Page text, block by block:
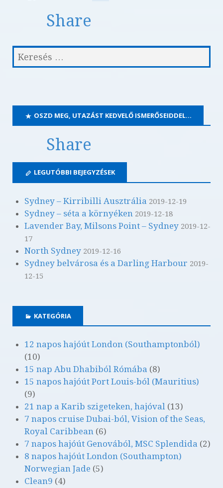
Share
OSZD MEG, UTAZÁST KEDVELŐ ISMERŐSEIDDEL…
Share
LEGUTÓBBI BEJEGYZÉSEK
Sydney – Kirribilli Ausztrália 2019-12-19
Sydney – séta a környéken 2019-12-18
Lavender Bay, Milsons Point – Sydney 2019-12-
17
North Sydney 2019-12-16
Sydney belvárosa és a Darling Harbour 2019-
12-15
KATEGÓRIA
12 napos hajóút London (Southamptonból)
(10)
15 nap Abu Dhabiból Rómába (8)
15 napos hajóút Port Louis-ból (Mauritius)
(9)
21 nap a Karib szigeteken, hajóval (13)
7 napos cruise Dubai-ból, Vision of the Seas,
Royal Caribbean (6)
7 napos hajóút Genovából, MSC Splendida (2)
8 napos hajóút London (Southampton)
Norwegian Jade (5)
Clean9 (4)